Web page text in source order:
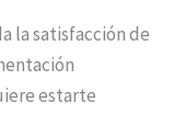
la satisfacción de
estarte